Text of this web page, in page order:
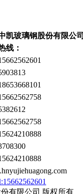
凯玻璃钢股份有限公司
线：
有限公司 版权所有